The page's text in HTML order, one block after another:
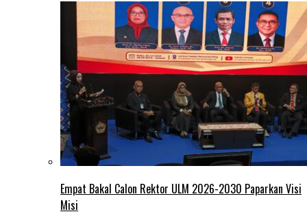
Empat Bakal Calon Rektor ULM 2026-2030 Paparkan Visi
Misi